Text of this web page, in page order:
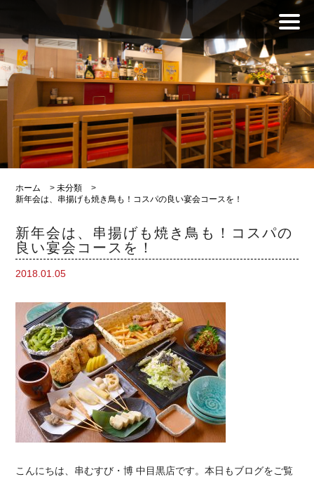
ホーム >未分類
>
新年会は、串揚げも焼き鳥も！コスパの良い宴会コースを！
新年会は、串揚げも焼き鳥も！コスパの
良い宴会コースを！
2018.01.05
こんにちは、串むすび・博 中目黒店です。本日もブログをご覧